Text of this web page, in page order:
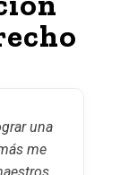
una
me